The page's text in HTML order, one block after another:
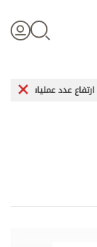
عدد عمليات الإعدام في